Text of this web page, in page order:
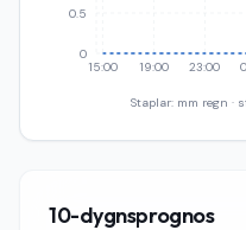
15:00 19:00 23:00
0
0.5
Staplar: mm regn ·
10-dygnsprognos